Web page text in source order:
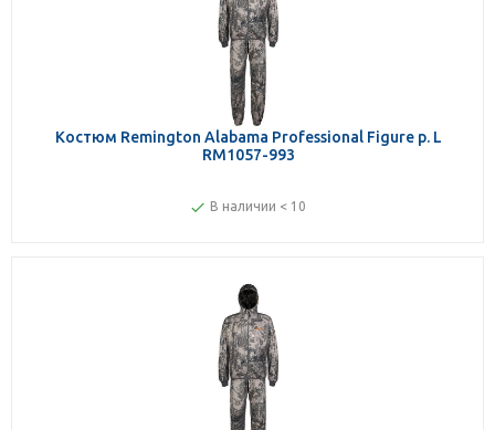
Костюм Remington Alabama Professional Figure р. L
RM1057-993
В наличии < 10